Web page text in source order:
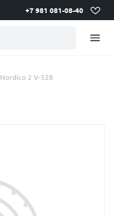
+7 981 081-08-40
Nordico 2 V-528